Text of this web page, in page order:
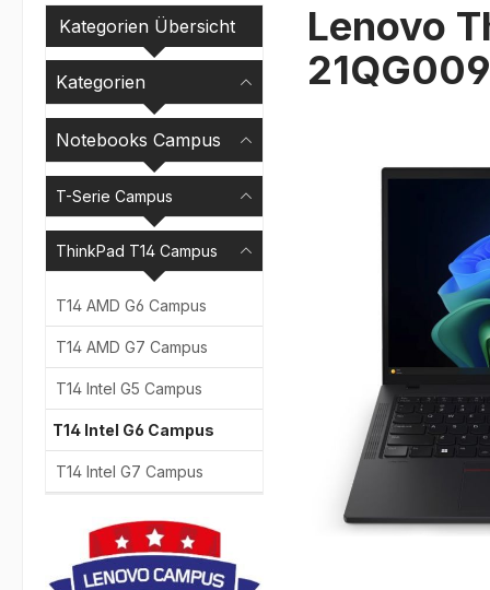
Kategorien Übersicht
Kategorien
Notebooks Campus
T-Serie Campus
ThinkPad T14 Campus
T14 AMD G6 Campus
T14 AMD G7 Campus
T14 Intel G5 Campus
T14 Intel G6 Campus
T14 Intel G7 Campus
Lenovo